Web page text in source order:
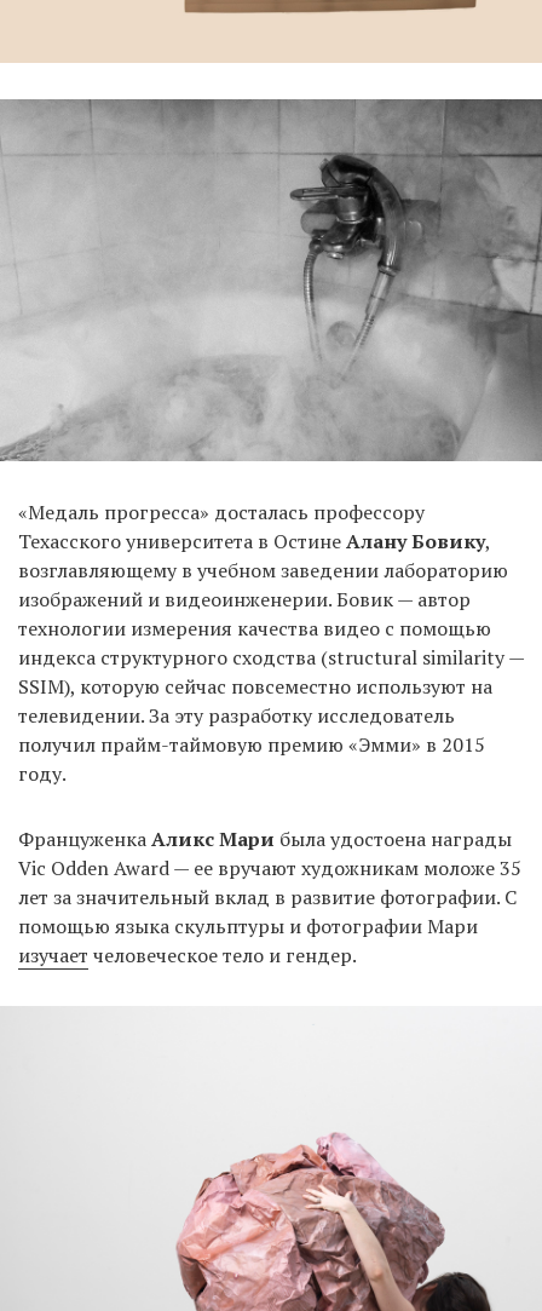
«Медаль прогресса» досталась профессору
Техасского университета в ОстинеАлану Бовику,
возглавляющему в учебном заведении лабораторию
изображений и видеоинженерии. Бовик — автор
технологии измерения качества видео с помощью
индекса структурного сходства (structural similarity —
SSIM), которую сейчас повсеместно используют на
телевидении. За эту разработку исследователь
получил прайм-таймовую премию «Эмми» в 2015
году.
ФранцуженкаАликс Мари была удостоена награды
Vic Odden Award — ее вручают художникам моложе 35
лет за значительный вклад в развитие фотографии. С
помощью языка скульптуры и фотографии Мари
изучает человеческое тело и гендер.